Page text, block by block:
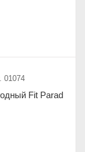
01074
Fit Parad